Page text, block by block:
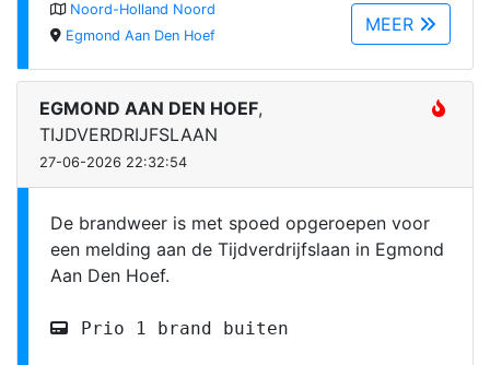
MEER
Noord-Holland Noord
Egmond Aan Den Hoef
EGMOND AAN DEN HOEF,
TIJDVERDRIJFSLAAN
27-06-2026 22:32:54
De brandweer is met spoed opgeroepen voor
een melding aan de Tijdverdrijfslaan in Egmond
Aan Den Hoef.
Prio 1 brand buiten